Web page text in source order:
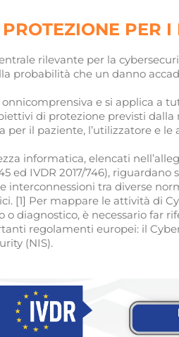
PER
rilevante per la
probabilità che un danno
e si applica a
di protezione previsti
per il paziente, l’utilizzatore e
informatica, elencati
ed IVDR 2017/746),
interconnessioni tra diverse
[1] Per mappare le attività di
o diagnostico, è necessario far
regolamenti europei: il
(NIS).